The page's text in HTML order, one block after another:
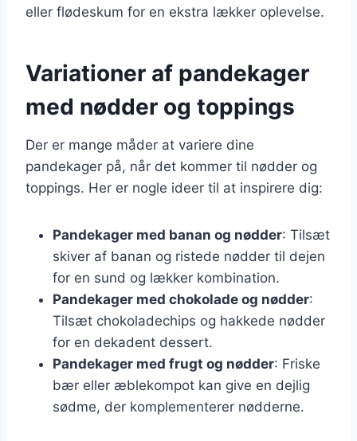
eller flødeskum for en ekstra lækker oplevelse.
Variationer af pandekager
med nødder og toppings
Der er mange måder at variere dine
pandekager på, når det kommer til nødder og
toppings. Her er nogle ideer til at inspirere dig:
Pandekager med banan og nødder: Tilsæt
skiver af banan og ristede nødder til dejen
for en sund og lækker kombination.
Pandekager med chokolade og nødder:
Tilsæt chokoladechips og hakkede nødder
for en dekadent dessert.
Pandekager med frugt og nødder: Friske
bær eller æblekompot kan give en dejlig
sødme, der komplementerer nødderne.